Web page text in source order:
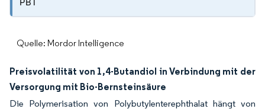
PBT
Quelle: Mordor Intelligence
Preisvolatilität von 1,4-Butandiol in Verbindung mit der
Versorgung mit Bio-Bernsteinsäure
Die Polymerisation von Polybutylenterephthalat hängt von